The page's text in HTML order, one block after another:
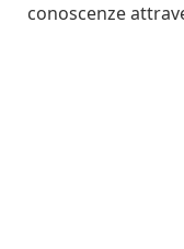
conoscenze